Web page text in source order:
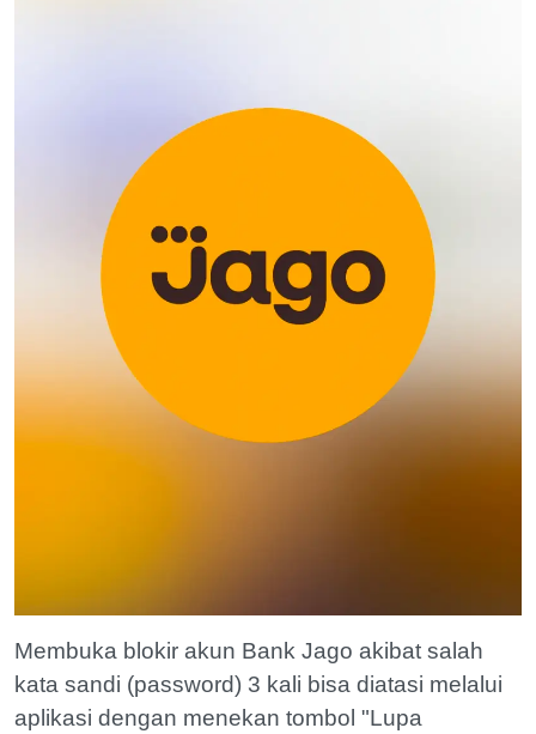
Membuka blokir akun Bank Jago akibat salah
kata sandi (password) 3 kali bisa diatasi melalui
aplikasi dengan menekan tombol "Lupa